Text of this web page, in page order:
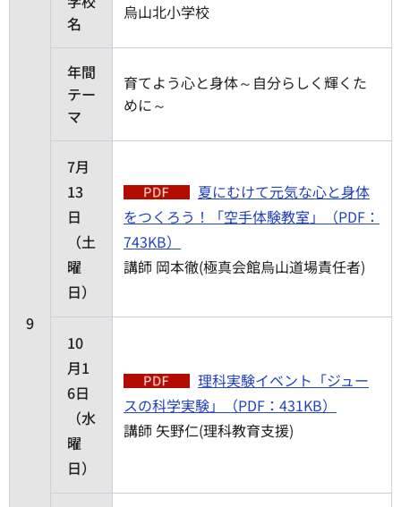
9
名
烏山北小学校
年間
テー
マ
育てよう心と身体～自分らしく輝くた
めに～
7月
13
日
（土
曜
日）
夏にむけて元気な心と身体
をつくろう！「空手体験教室」（PDF：
743KB）
講師 岡本徹(極真会館烏山道場責任者)
10
月1
6日
（水
曜
日）
理科実験イベント「ジュー
スの科学実験」（PDF：431KB）
講師 矢野仁(理科教育支援)